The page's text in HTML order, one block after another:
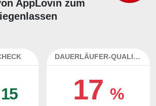
AppLovin zum
DAUERLÄUFER-QUALITÄTEN
17%